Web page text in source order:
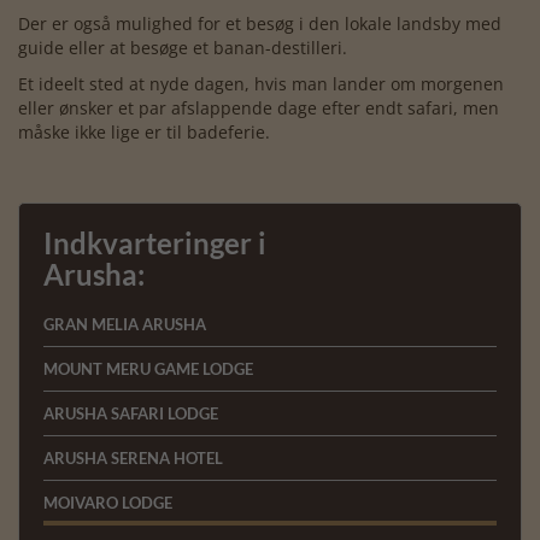
Der er også mulighed for et besøg i den lokale landsby med
guide eller at besøge et banan-destilleri.
Et ideelt sted at nyde dagen, hvis man lander om morgenen
eller ønsker et par afslappende dage efter endt safari, men
måske ikke lige er til badeferie.
Indkvarteringer i
Arusha:
GRAN MELIA ARUSHA
MOUNT MERU GAME LODGE
ARUSHA SAFARI LODGE
ARUSHA SERENA HOTEL
MOIVARO LODGE